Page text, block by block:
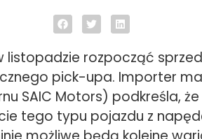
listopadzie rozpocząć
pick-upa. Importer
SAIC Motors) podkreśla,
tego typu pojazdu z